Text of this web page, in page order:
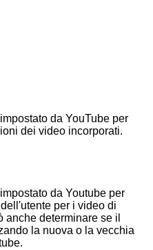
da YouTube per
dei video incorporati.
da Youtube per
per i video di
anche determinare se il
la nuova o la vecchia